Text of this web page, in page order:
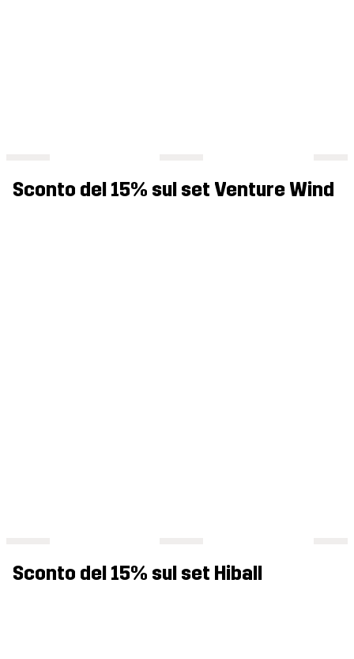
Sconto del 15% sul set Venture Wind
Sconto del 15% sul set Hiball